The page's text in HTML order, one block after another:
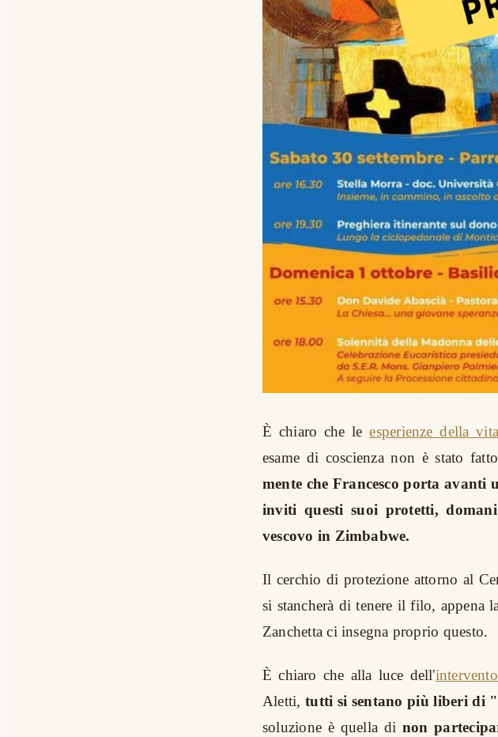
È chiaro che leesperienze della vita
esame di coscienza non è stato
mente che Francesco porta avanti
inviti questi suoi protetti,
vescovo in Zimbabwe.
Il cerchio di protezione attorno al
si stancherà di tenere il filo, appena
Zanchetta ci insegna proprio questo.
È chiaro che alla luce dell'intervento
Aletti, tutti si sentano più liberi di
soluzione è quella di non